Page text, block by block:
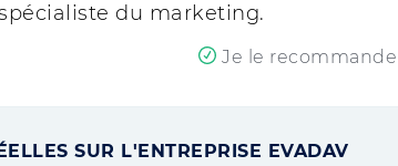
du marketing.
Je le recommande
SUR L'ENTREPRISE EVADAV